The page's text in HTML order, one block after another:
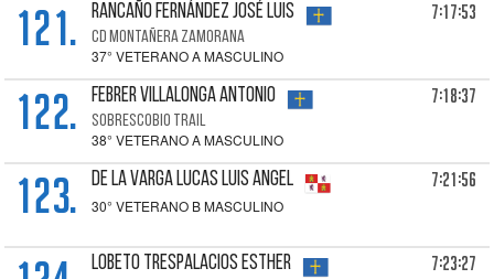
121. RANCAÑO FERNÁNDEZ José Luis
CD MONTAÑERA ZAMORANA
37° VETERANO A MASCULINO
7:17:53
122. FEBRER VILLALONGA Antonio
SOBRESCOBIO TRAIL
38° VETERANO A MASCULINO
7:18:37
123. DE LA VARGA LUCAS Luis Angel
30° VETERANO B MASCULINO
7:21:56
LOBETO TRESPALACIOS Esther 7:23:27